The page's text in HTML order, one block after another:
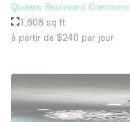
Style Industriel
Sur Rue
Système de sécurité
Terrace
Queens Boulevard
1,808 sq ft
à partir de $240 par jour